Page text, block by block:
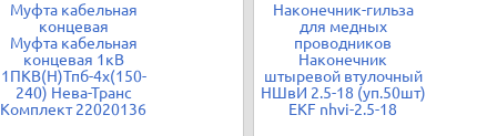
Муфта кабельная
концевая
Муфта кабельная
концевая 1кВ
1ПКВ(Н)Тпб-4х(150-
240) Нева-Транс
Комплект 22020136
Наконечник-гильза
для медных
проводников
Наконечник
штыревой втулочный
НШвИ 2.5-18 (уп.50шт)
EKF nhvi-2.5-18